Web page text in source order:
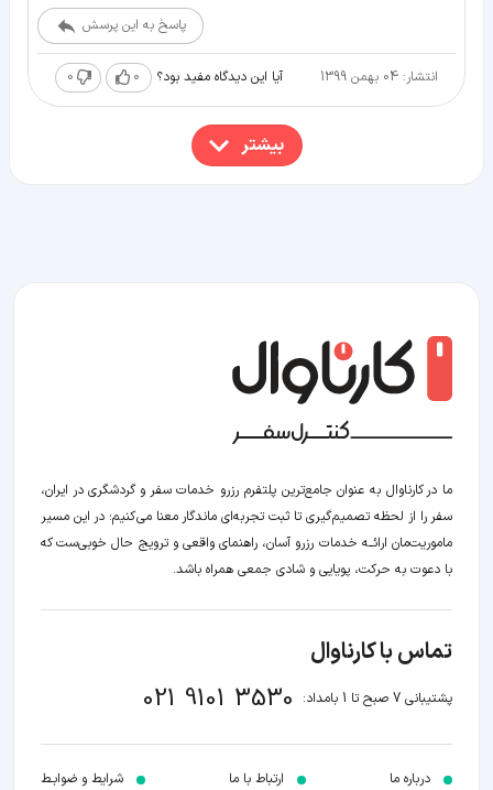
پاسخ به این پرسش
انتشار: 04 بهمن 1399 آیا این دیدگاه مفید بود؟ 0
0
بیشتر
ما در کارناوال به عنوان جامع‌ترین پلتفرم رزرو خدمات سفر و گردشگری در ایران،
سفر را از لحظه‌ تصمیم‌گیری تا ثبت تجربه‌ای ماندگار معنا می‌کنیم؛ در این مسیر‍
ماموریت‌مان اراﺋــﻪ خدمات رزرو آسان، راهنمای واقعی و ترویج حال خوبی‌ست که
با دعوت به حرکت، پویایی و شادی جمعی همراه باشد.
تماس با کارناوال
پشتیبانی 7 صبح تا 1 بامداد: 021 9101 3530
درباره ما ارتباط با ما شرایط و ضوابـط